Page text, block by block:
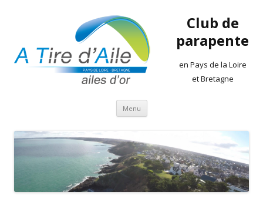
Club de
parapente
en Pays de la Loire
et Bretagne
Menu Aller
contenu